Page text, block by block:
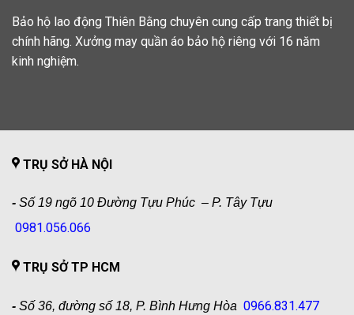
Bảo hộ lao động Thiên Bằng chuyên cung cấp trang thiết bị
chính hãng. Xưởng may quần áo bảo hộ riêng với 16 năm
kinh nghiệm.
TRỤ SỞ HÀ NỘI
- Số 19 ngõ 10 Đường Tựu Phúc – P. Tây Tựu
0981.056.066
TRỤ SỞ TP HCM
- Số 36, đường số 18, P. Bình Hưng Hòa 0966.831.477